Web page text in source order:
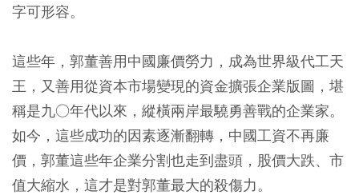
字可形容。
這些年，郭董善用中國廉價勞力，成為世界級代工天
王，又善用從資本市場變現的資金擴張企業版圖，堪
稱是九○年代以來，縱橫兩岸最驍勇善戰的企業家。
如今，這些成功的因素逐漸翻轉，中國工資不再廉
價，郭董這些年企業分割也走到盡頭，股價大跌、市
值大縮水，這才是對郭董最大的殺傷力。